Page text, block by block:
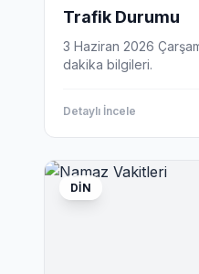
Trafik Durumu
3 Haziran 2026
dakika bilgileri.
Detaylı İncele
DIN